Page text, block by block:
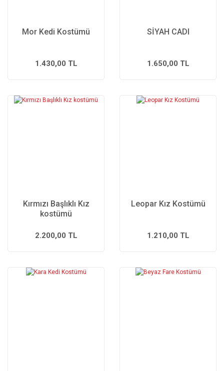
Mor Kedi Kostümü
1.430,00 TL
SİYAH CADI
1.650,00 TL
Kırmızı Başlıklı Kız
kostümü
2.200,00 TL
Leopar Kız Kostümü
1.210,00 TL